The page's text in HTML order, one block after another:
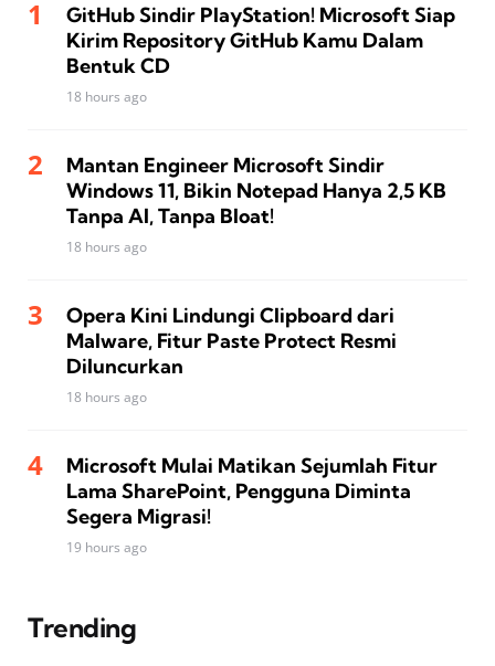
GitHub Sindir PlayStation! Microsoft Siap
Kirim Repository GitHub Kamu Dalam
Bentuk CD
18 hours ago
Mantan Engineer Microsoft Sindir
Windows 11, Bikin Notepad Hanya 2,5 KB
Tanpa AI, Tanpa Bloat!
18 hours ago
Opera Kini Lindungi Clipboard dari
Malware, Fitur Paste Protect Resmi
Diluncurkan
18 hours ago
Microsoft Mulai Matikan Sejumlah Fitur
Lama SharePoint, Pengguna Diminta
Segera Migrasi!
19 hours ago
Trending